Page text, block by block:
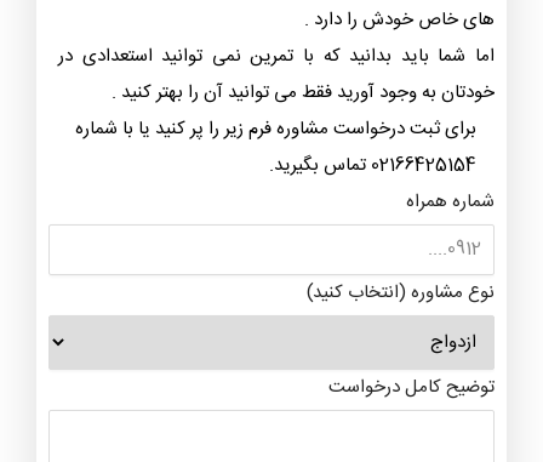
های خاص خودش را دارد .
اما شما باید بدانید که با تمرین نمی توانید استعدادی در
خودتان به وجود آورید فقط می توانید آن را بهتر کنید .
برای ثبت درخواست مشاوره فرم زیر را پر کنید یا با شماره
02166425154 تماس بگیرید.
شماره همراه
نوع مشاوره (انتخاب کنید)
توضیح کامل درخواست